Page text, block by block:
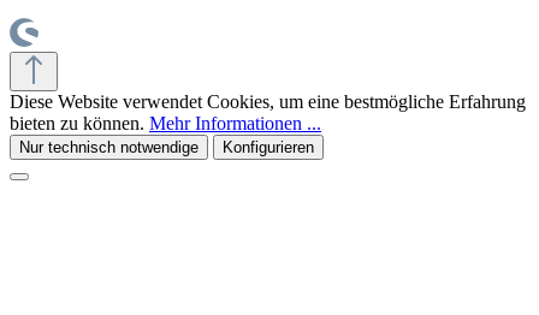
Diese Website verwendet Cookies, um eine bestmögliche Erfahrung
bieten zu können. Mehr Informationen ...
Nur technisch notwendige Konfigurieren